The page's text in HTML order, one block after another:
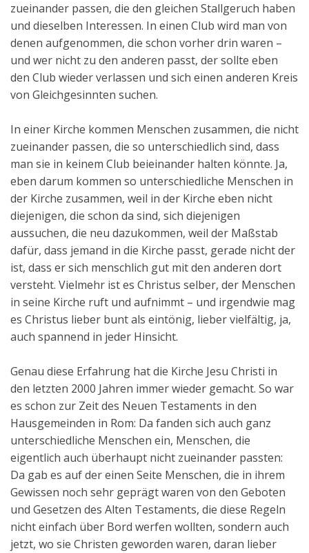
Aktuelles
Kontakt
English
zueinander passen, die den gleichen Stallgeruch haben
und dieselben Interessen. In einen Club wird man von
denen aufgenommen, die schon vorher drin waren –
und wer nicht zu den anderen passt, der sollte eben
den Club wieder verlassen und sich einen anderen Kreis
von Gleichgesinnten suchen.
In einer Kirche kommen Menschen zusammen, die nicht
zueinander passen, die so unterschiedlich sind, dass
man sie in keinem Club beieinander halten könnte. Ja,
eben darum kommen so unterschiedliche Menschen in
der Kirche zusammen, weil in der Kirche eben nicht
diejenigen, die schon da sind, sich diejenigen
aussuchen, die neu dazukommen, weil der Maßstab
dafür, dass jemand in die Kirche passt, gerade nicht der
ist, dass er sich menschlich gut mit den anderen dort
versteht. Vielmehr ist es Christus selber, der Menschen
in seine Kirche ruft und aufnimmt – und irgendwie mag
es Christus lieber bunt als eintönig, lieber vielfältig, ja,
auch spannend in jeder Hinsicht.
Genau diese Erfahrung hat die Kirche Jesu Christi in
den letzten 2000 Jahren immer wieder gemacht. So war
es schon zur Zeit des Neuen Testaments in den
Hausgemeinden in Rom: Da fanden sich auch ganz
unterschiedliche Menschen ein, Menschen, die
eigentlich auch überhaupt nicht zueinander passten:
Da gab es auf der einen Seite Menschen, die in ihrem
Gewissen noch sehr geprägt waren von den Geboten
und Gesetzen des Alten Testaments, die diese Regeln
nicht einfach über Bord werfen wollten, sondern auch
jetzt, wo sie Christen geworden waren, daran lieber